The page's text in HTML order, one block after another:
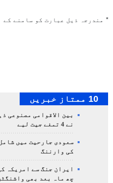
* مندرجہ ذیل عبارت کو سامنے کے
10 ممتاز خبریں
بین الاقوامی مصنوعی
نے 4 تمغے جیت لیے
سعودی جارحیت میں
کی وارننگ
ایران جنگ سے امریکہ
چھ ماہ بعد بھی